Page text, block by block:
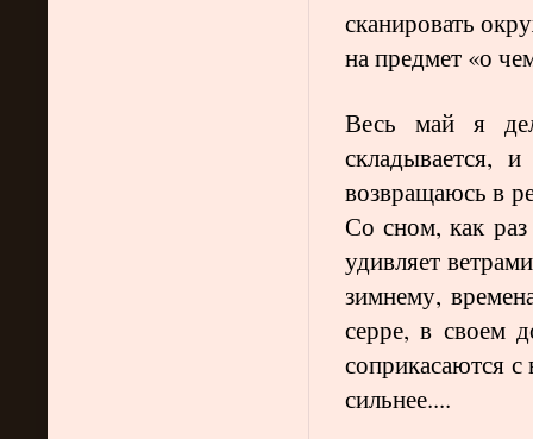
сканировать
на предмет «о
Весь май я
складывается,
возвращаюсь в
Со сном, как раз
удивляет
зимнему,
серре, в своем
соприкасаются с
сильнее....